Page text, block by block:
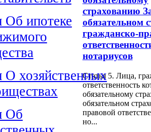
Об ипотеке
О хозяйственных
Об
страхованию
обязательном
гражданско-
нотариусов
Статья 5. Лица,
ответственность
обязательному
обязательном
правовой
но...